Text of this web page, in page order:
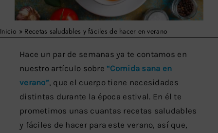
Inicio » Recetas saludables y fáciles de hacer en verano
Hace un par de semanas ya te contamos en
nuestro artículo sobre“Comida sana en
verano”, que el cuerpo tiene necesidades
distintas durante la época estival. En él te
prometimos unas cuantas recetas saludables
y fáciles de hacer para este verano, así que,